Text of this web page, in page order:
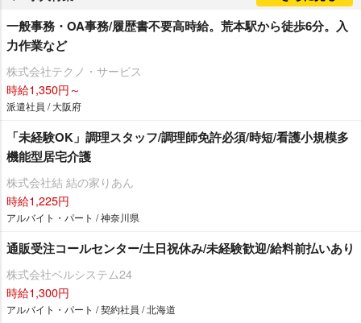
一般事務・OA事務/履歴書不要高時給。荒本駅から徒歩6分。入
力作業など
株式会社テクノ・サービス
時給1,350円～
派遣社員 / 大阪府
「未経験OK」調理スタッフ/調理師免許必須/時短/看護小規模多
機能型居宅介護
株式会社結 結の家りあん
時給1,225円
アルバイト・パート / 神奈川県
通販受注コールセンター/土日祝休み/未経験歓迎/給料前払いあり
株式会社ベルシステム24
時給1,300円
アルバイト・パート / 契約社員 / 北海道